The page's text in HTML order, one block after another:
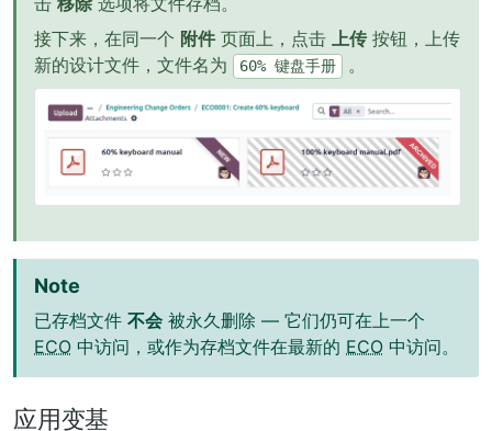
接下来，在同一个 附件 页面上，点击 上传 按钮，上传
新的设计文件，文件名为
60% 键盘手册 。
Note
已存档文件 不会 被永久删除 — 它们仍可在上一个
ECO 中访问，或作为存档文件在最新的 ECO 中访问。
应用变基